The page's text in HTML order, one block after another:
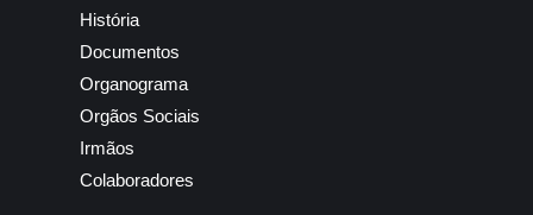
História
Documentos
Organograma
Orgãos Sociais
Irmãos
Colaboradores